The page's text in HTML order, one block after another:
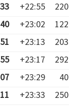
+22:55 220
+23:02 122
+23:13 203
+23:17 292
+23:29 40
+23:33 250